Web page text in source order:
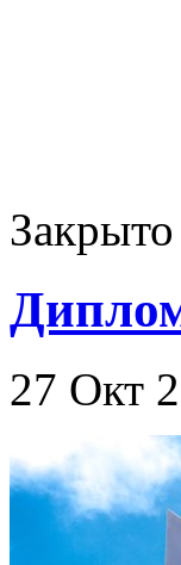
Закрыто
27 Окт